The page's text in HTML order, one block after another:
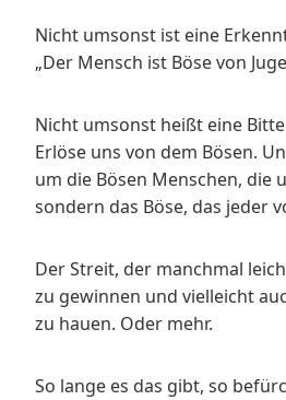
Nicht umsonst ist eine
„Der Mensch ist Böse von
Nicht umsonst heißt eine
Erlöse uns von dem Bösen.
um die Bösen Menschen, die
sondern das Böse, das jeder
Der Streit, der manchmal
zu gewinnen und vielleicht
zu hauen. Oder mehr.
So lange es das gibt, so